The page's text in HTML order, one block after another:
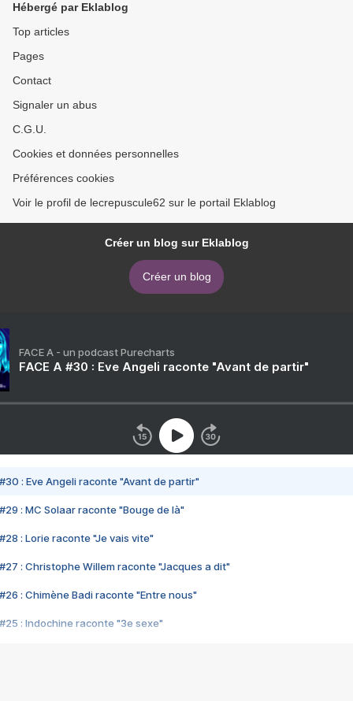
Hébergé par Eklablog
Top articles
Pages
Contact
Signaler un abus
C.G.U.
Cookies et données personnelles
Préférences cookies
Voir le profil de lecrepuscule62 sur le portail Eklablog
Créer un blog sur Eklablog
Créer un blog
FACE A - un podcast Purecharts
FACE A #30 : Eve Angeli raconte "Avant de partir"
#30 : Eve Angeli raconte "Avant de partir"
#29 : MC Solaar raconte "Bouge de là"
#28 : Lorie raconte "Je vais vite"
#27 : Christophe Willem raconte "Jacques a dit"
#26 : Chimène Badi raconte "Entre nous"
#25 : Indochine raconte "3e sexe"